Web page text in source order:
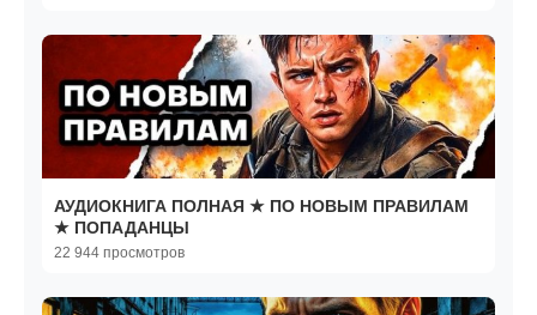
АУДИОКНИГА ПОЛНАЯ ★ ПО НОВЫМ ПРАВИЛАМ
★ ПОПАДАНЦЫ
22 944 просмотров